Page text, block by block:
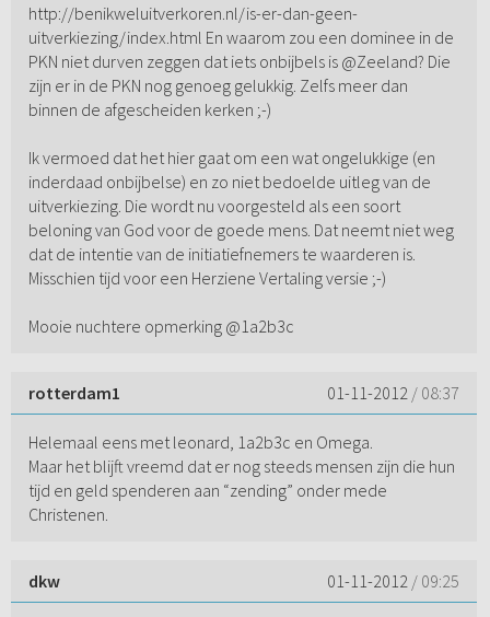
http://benikweluitverkoren.nl/is-er-dan-geen-
uitverkiezing/index.html En waarom zou een dominee in de
PKN niet durven zeggen dat iets onbijbels is @Zeeland? Die
zijn er in de PKN nog genoeg gelukkig. Zelfs meer dan
binnen de afgescheiden kerken ;-)
Ik vermoed dat het hier gaat om een wat ongelukkige (en
inderdaad onbijbelse) en zo niet bedoelde uitleg van de
uitverkiezing. Die wordt nu voorgesteld als een soort
beloning van God voor de goede mens. Dat neemt niet weg
dat de intentie van de initiatiefnemers te waarderen is.
Misschien tijd voor een Herziene Vertaling versie ;-)
Mooie nuchtere opmerking @1a2b3c
rotterdam1 01-11-2012 / 08:37
Helemaal eens met leonard, 1a2b3c en Omega.
Maar het blijft vreemd dat er nog steeds mensen zijn die hun
tijd en geld spenderen aan “zending” onder mede
Christenen.
dkw 01-11-2012 / 09:25